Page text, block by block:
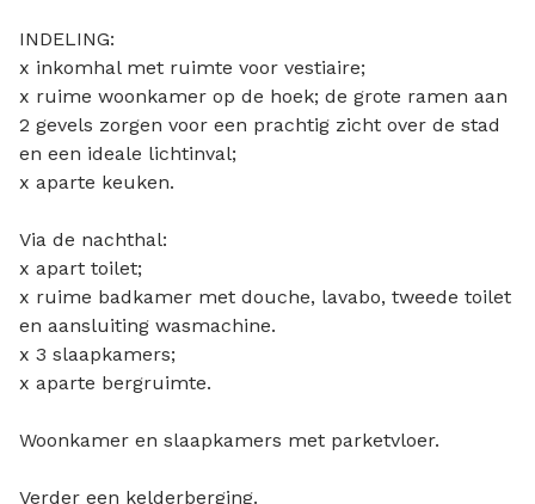
INDELING:
x inkomhal met ruimte voor vestiaire;
x ruime woonkamer op de hoek; de grote ramen aan
2 gevels zorgen voor een prachtig zicht over de stad
en een ideale lichtinval;
x aparte keuken.
Via de nachthal:
x apart toilet;
x ruime badkamer met douche, lavabo, tweede toilet
en aansluiting wasmachine.
x 3 slaapkamers;
x aparte bergruimte.
Woonkamer en slaapkamers met parketvloer.
Verder een kelderberging.